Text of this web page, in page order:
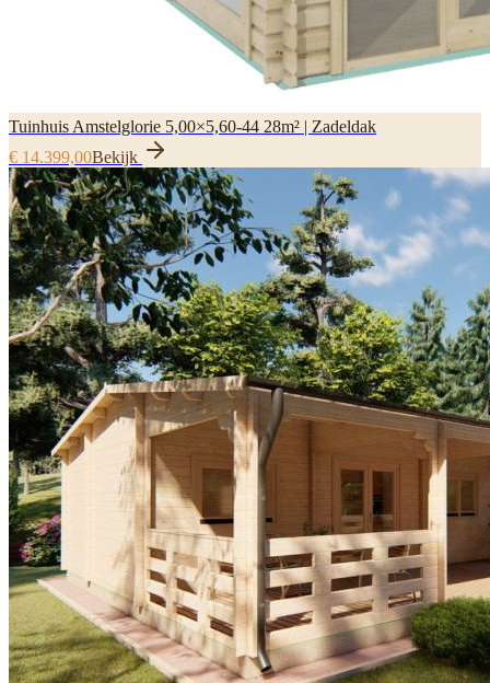
Tuinhuis Amstelglorie 5,00×5,60-44 28m² | Zadeldak
€ 14.399,00Bekijk